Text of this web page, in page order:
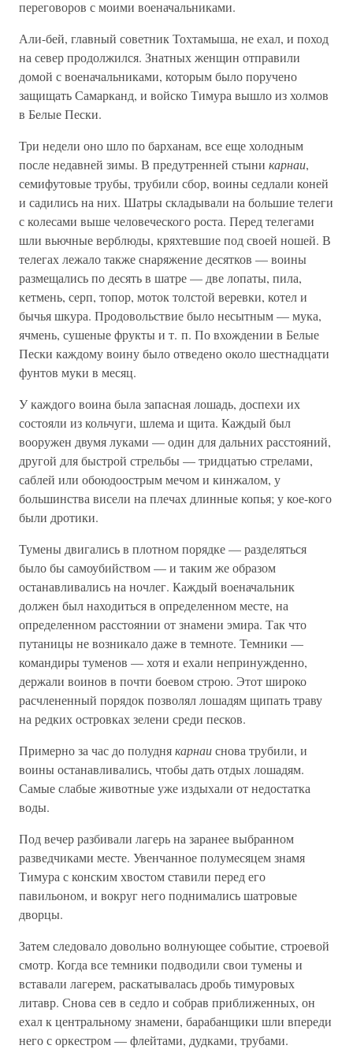
переговоров с моими военачальниками.
Али-бей, главный советник Тохтамыша, не ехал, и поход
на север продолжился. Знатных женщин отправили
домой с военачальниками, которым было поручено
защищать Самарканд, и войско Тимура вышло из холмов
в Белые Пески.
Три недели оно шло по барханам, все еще холодным
после недавней зимы. В предутренней стыни карнаи,
семифутовые трубы, трубили сбор, воины седлали коней
и садились на них. Шатры складывали на большие телеги
с колесами выше человеческого роста. Перед телегами
шли вьючные верблюды, кряхтевшие под своей ношей. В
телегах лежало также снаряжение десятков — воины
размещались по десять в шатре — две лопаты, пила,
кетмень, серп, топор, моток толстой веревки, котел и
бычья шкура. Продовольствие было несытным — мука,
ячмень, сушеные фрукты и т. п. По вхождении в Белые
Пески каждому воину было отведено около шестнадцати
фунтов муки в месяц.
У каждого воина была запасная лошадь, доспехи их
состояли из кольчуги, шлема и щита. Каждый был
вооружен двумя луками — один для дальних расстояний,
другой для быстрой стрельбы — тридцатью стрелами,
саблей или обоюдоострым мечом и кинжалом, у
большинства висели на плечах длинные копья; у кое-кого
были дротики.
Тумены двигались в плотном порядке — разделяться
было бы самоубийством — и таким же образом
останавливались на ночлег. Каждый военачальник
должен был находиться в определенном месте, на
определенном расстоянии от знамени эмира. Так что
путаницы не возникало даже в темноте. Темники —
командиры туменов — хотя и ехали непринужденно,
держали воинов в почти боевом строю. Этот широко
расчлененный порядок позволял лошадям щипать траву
на редких островках зелени среди песков.
Примерно за час до полуднякарнаиснова трубили, и
воины останавливались, чтобы дать отдых лошадям.
Самые слабые животные уже издыхали от недостатка
воды.
Под вечер разбивали лагерь на заранее выбранном
разведчиками месте. Увенчанное полумесяцем знамя
Тимура с конским хвостом ставили перед его
павильоном, и вокруг него поднимались шатровые
дворцы.
Затем следовало довольно волнующее событие, строевой
смотр. Когда все темники подводили свои тумены и
вставали лагерем, раскатывалась дробь тимуровых
литавр. Снова сев в седло и собрав приближенных, он
ехал к центральному знамени, барабанщики шли впереди
него с оркестром — флейтами, дудками, трубами.